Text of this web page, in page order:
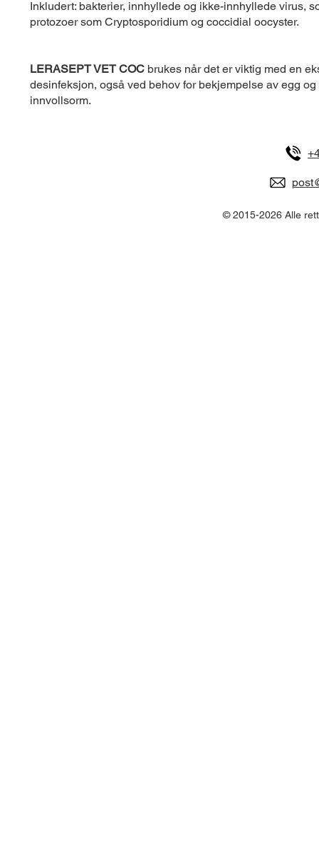
Inkludert: bakterier, innhyllede og ikke-innhyllede virus,
protozoer som Cryptosporidium og coccidial oocyster.
LERASEPT VET COC brukes når det er viktig med en
desinfeksjon, også ved behov for bekjempelse av egg og
innvollsorm.
© 2015-2026 Alle